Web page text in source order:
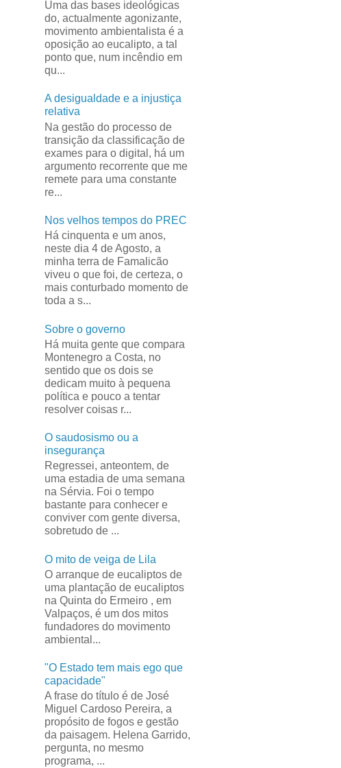
Uma das bases ideológicas
do, actualmente agonizante,
movimento ambientalista é a
oposição ao eucalipto, a tal
ponto que, num incêndio em
qu...
A desigualdade e a injustiça
relativa
Na gestão do processo de
transição da classificação de
exames para o digital, há um
argumento recorrente que me
remete para uma constante
re...
Nos velhos tempos do PREC
Há cinquenta e um anos,
neste dia 4 de Agosto, a
minha terra de Famalicão
viveu o que foi, de certeza, o
mais conturbado momento de
toda a s...
Sobre o governo
Há muita gente que compara
Montenegro a Costa, no
sentido que os dois se
dedicam muito à pequena
política e pouco a tentar
resolver coisas r...
O saudosismo ou a
insegurança
Regressei, anteontem, de
uma estadia de uma semana
na Sérvia. Foi o tempo
bastante para conhecer e
conviver com gente diversa,
sobretudo de ...
O mito de veiga de Lila
O arranque de eucaliptos de
uma plantação de eucaliptos
na Quinta do Ermeiro , em
Valpaços, é um dos mitos
fundadores do movimento
ambiental...
"O Estado tem mais ego que
capacidade"
A frase do título é de José
Miguel Cardoso Pereira, a
propósito de fogos e gestão
da paisagem. Helena Garrido,
pergunta, no mesmo
programa, ...